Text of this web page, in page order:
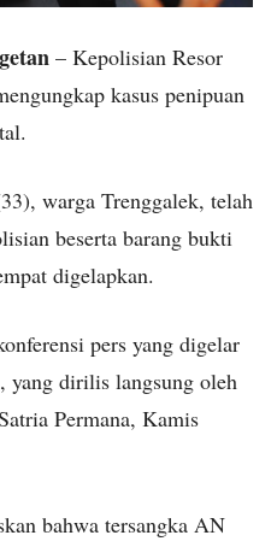
– Kepolisian Resor
kasus penipuan
warga Trenggalek, telah
beserta barang bukti
digelapkan.
pers yang digelar
yang dirilis langsung oleh
Permana, Kamis
bahwa tersangka AN